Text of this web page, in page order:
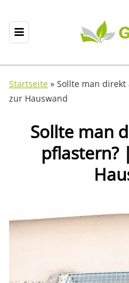
Startseite » Sollte man direkt
zur Hauswand
Sollte man
pflastern?